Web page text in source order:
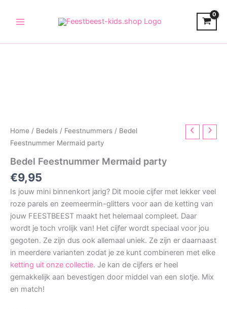
Home / Bedels / Feestnummers / Bedel
Feestnummer Mermaid party
Bedel Feestnummer Mermaid party
€9,95
Is jouw mini binnenkort jarig? Dit mooie cijfer met lekker veel
roze parels en zeemeermin-glitters voor aan de ketting van
jouw FEESTBEEST maakt het helemaal compleet. Daar
wordt je toch vrolijk van! Het cijfer wordt speciaal voor jou
gegoten. Ze zijn dus ook allemaal uniek. Ze zijn er daarnaast
in meerdere varianten zodat je ze kunt combineren met elke
ketting uit onze collectie. Je kan de cijfers er heel
gemakkelijk aan bevestigen door middel van een slotje. Mix
en match!